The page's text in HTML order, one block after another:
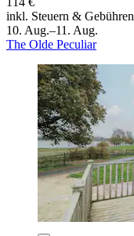
inkl. Steuern & Gebühren
10. Aug.–11. Aug.
The Olde Peculiar